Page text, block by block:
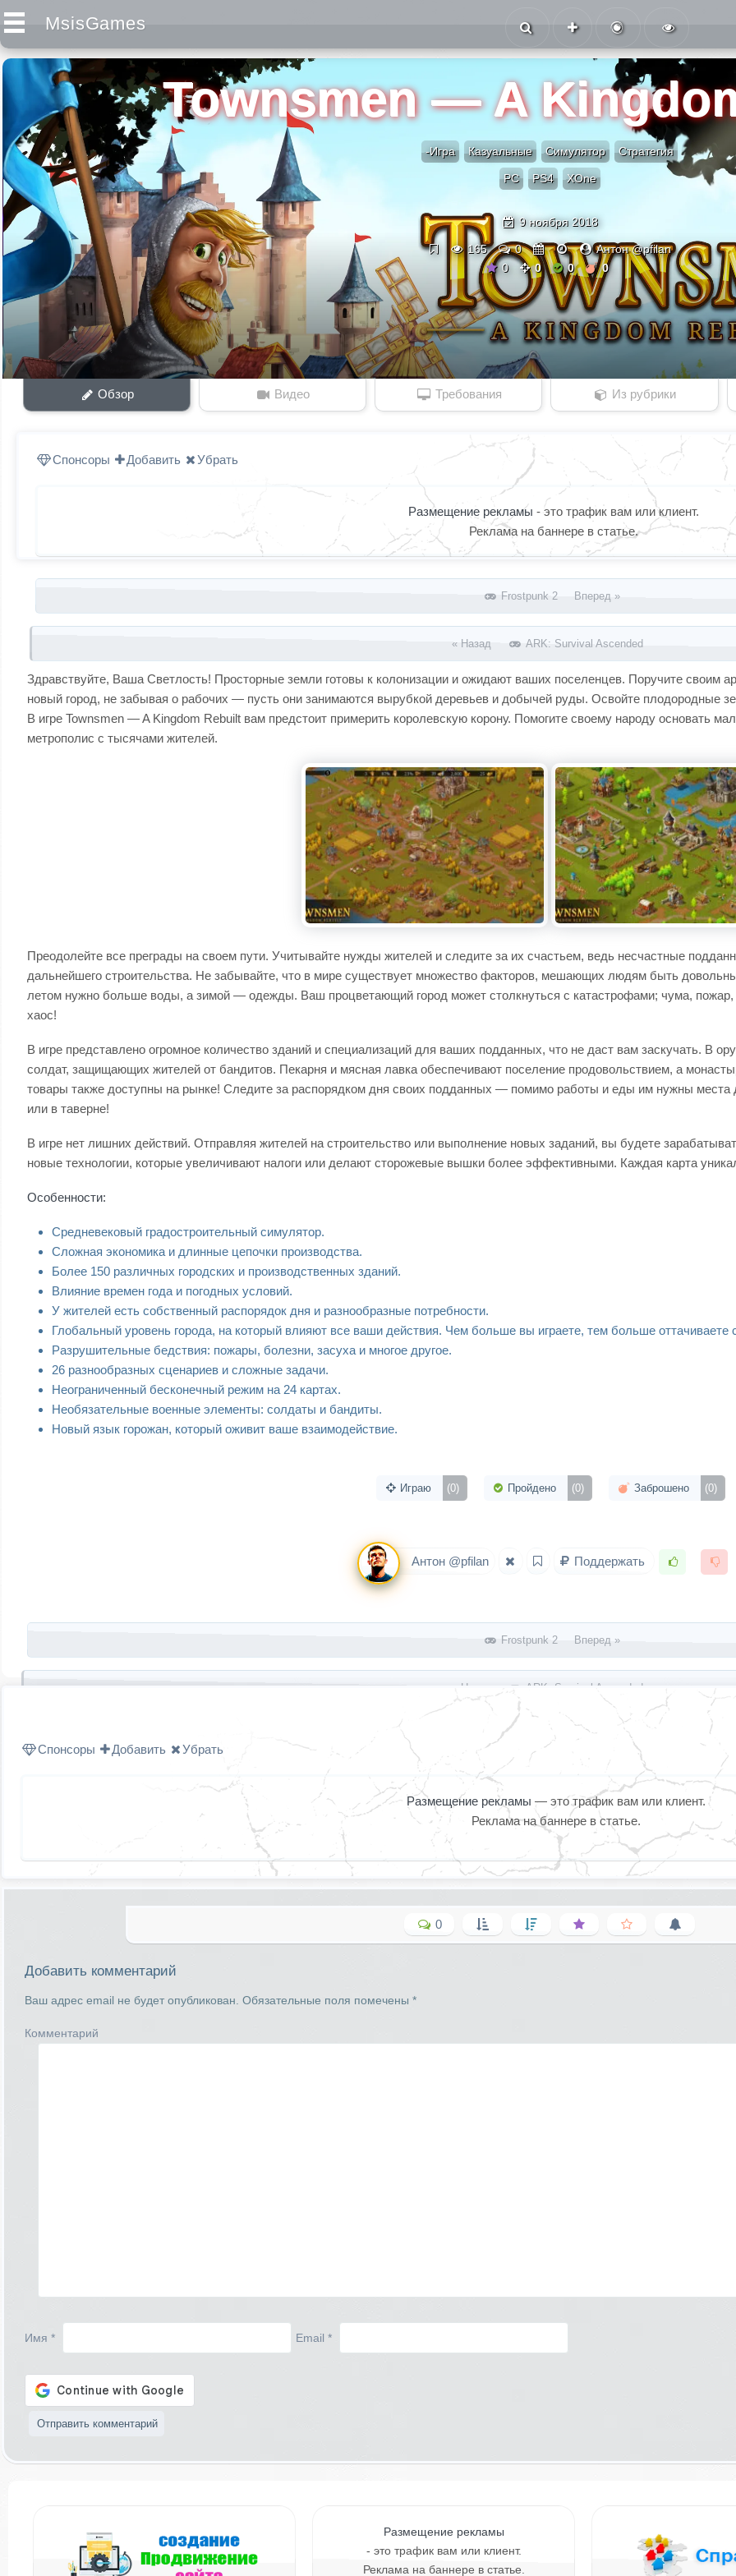
MsisGames
Townsmen — A
-Игра Казуальные Симулятор Стратегия
PC PS4 XOne
9 ноября 2018
165 0
Антон @pfilan
0
0 0 0
Обзор Видео Требования Из рубрики
Спонсоры Добавить Убрать
Размещение рекламы - это трафик вам или клиент.
Реклама на баннере в статье.
Запись навигация
Frоstpunk 2 Вперед »
« Назад ARK: Survival Ascended
Здравствуйте, Ваша Светлость! Просторные земли готовы к колонизации и ожидают ваших поселенцев. Поручите своим
новый город, не забывая о рабочих — пусть они занимаются вырубкой деревьев и добычей руды. Освойте плодородные
В игре Townsmen — A Kingdom Rebuilt вам предстоит примерить королевскую корону. Помогите своему народу основать
метрополис с тысячами жителей.
Преодолейте все преграды на своем пути. Учитывайте нужды жителей и следите за их счастьем, ведь несчастные
дальнейшего строительства. Не забывайте, что в мире существует множество факторов, мешающих людям быть
летом нужно больше воды, а зимой — одежды. Ваш процветающий город может столкнуться с катастрофами; чума, пожар,
хаос!
В игре представлено огромное количество зданий и специализаций для ваших подданных, что не даст вам заскучать. В
солдат, защищающих жителей от бандитов. Пекарня и мясная лавка обеспечивают поселение продовольствием, а
товары также доступны на рынке! Следите за распорядком дня своих подданных — помимо работы и еды им нужны
или в таверне!
В игре нет лишних действий. Отправляя жителей на строительство или выполнение новых заданий, вы будете
новые технологии, которые увеличивают налоги или делают сторожевые вышки более эффективными. Каждая карта
Особенности:
Средневековый градостроительный симулятор.
Сложная экономика и длинные цепочки производства.
Более 150 различных городских и производственных зданий.
Влияние времен года и погодных условий.
У жителей есть собственный распорядок дня и разнообразные потребности.
Глобальный уровень города, на который влияют все ваши действия. Чем больше вы играете, тем больше оттачиваете
Разрушительные бедствия: пожары, болезни, засуха и многое другое.
26 разнообразных сценариев и сложные задачи.
Неограниченный бесконечный режим на 24 картах.
Необязательные военные элементы: солдаты и бандиты.
Новый язык горожан, который оживит ваше взаимодействие.
Играю (0) Пройдено (0) Заброшено (0)
Антон @pfilan Поддержать
Запись навигация
Frоstpunk 2 Вперед »
« Назад ARK: Survival Ascended
Спонсоры Добавить Убрать
Размещение рекламы — это трафик вам или клиент.
Реклама на баннере в статье.
0
Добавить комментарий
Ваш адрес email не будет опубликован. Обязательные поля помечены *
Комментарий
Имя * Email *
Размещение рекламы
- это трафик вам или клиент.
Реклама на баннере в статье.